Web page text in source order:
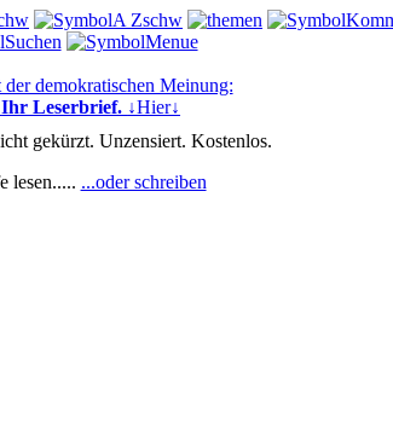
demokratischen Meinung:
Ihr Leserbrief. ↓Hier↓
gekürzt. Unzensiert. Kostenlos.
lesen..... ...oder schreiben